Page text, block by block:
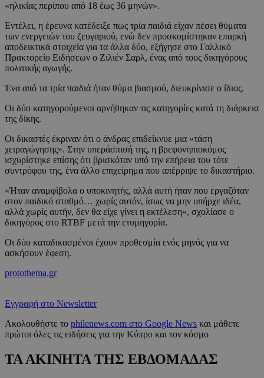
«ηλικίας περίπου από 18 έως 36 μηνών».
Εντέλει, η έρευνα κατέδειξε πως τρία παιδιά είχαν πέσει θύματα
των ενεργειών του ζευγαριού, ενώ δεν προσκομίστηκαν επαρκή
αποδεικτικά στοιχεία για τα άλλα δύο, εξήγησε στο Γαλλικό
Πρακτορείο Ειδήσεων ο Ζιλιέν Σαρλ, ένας από τους δικηγόρους
πολιτικής αγωγής.
Ένα από τα τρία παιδιά ήταν θύμα βιασμού, διευκρίνισε ο ίδιος.
Οι δύο κατηγορούμενοι αρνήθηκαν τις κατηγορίες κατά τη διάρκεια
της δίκης.
Οι δικαστές έκριναν ότι ο άνδρας επιδείκνυε μια «τάση
χειραγώγησης». Στην υπεράσπισή της, η βρεφονηπιοκόμος
ισχυρίστηκε επίσης ότι βρισκόταν υπό την επήρεια του τότε
συντρόφου της, ένα άλλο επιχείρημα που απέρριψε το δικαστήριο.
«Ήταν αναμφίβολα ο υποκινητής, αλλά αυτή ήταν που εργαζόταν
στον παιδικό σταθμό… χωρίς αυτόν, ίσως να μην υπήρχε ιδέα,
αλλά χωρίς αυτήν, δεν θα είχε γίνει η εκτέλεση», σχολίασε ο
δικηγόρος στο RTBF μετά την ετυμηγορία.
Οι δύο καταδικασμένοι έχουν προθεσμία ενός μηνός για να
ασκήσουν έφεση.
protothema.gr
Εγγραφή στο Newsletter
Ακολουθήστε το philenews.com στο Google News και μάθετε
πρώτοι όλες τις ειδήσεις για την Κύπρο και τον κόσμο
ΤΑ ΑΚΙΝΗΤΑ ΤΗΣ ΕΒΔΟΜΑΔΑΣ